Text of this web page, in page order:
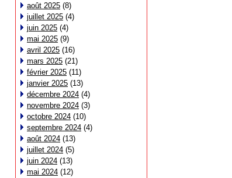
août 2025 (8)
juillet 2025 (4)
juin 2025 (4)
mai 2025 (9)
avril 2025 (16)
mars 2025 (21)
février 2025 (11)
janvier 2025 (13)
décembre 2024 (4)
novembre 2024 (3)
octobre 2024 (10)
septembre 2024 (4)
août 2024 (13)
juillet 2024 (5)
juin 2024 (13)
mai 2024 (12)